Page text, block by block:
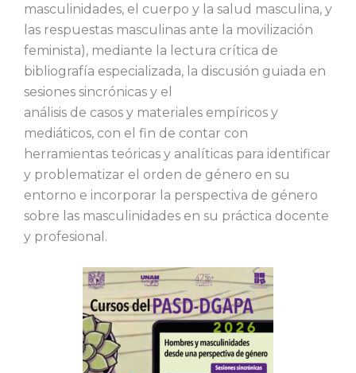
masculinidades, el cuerpo y la salud masculina, y
las respuestas masculinas ante la movilización
feminista), mediante la lectura crítica de
bibliografía especializada, la discusión guiada en
sesiones sincrónicas y el
análisis de casos y materiales empíricos y
mediáticos, con el fin de contar con
herramientas teóricas y analíticas para identificar
y problematizar el orden de género en su
entorno e incorporar la perspectiva de género
sobre las masculinidades en su práctica docente
y profesional.